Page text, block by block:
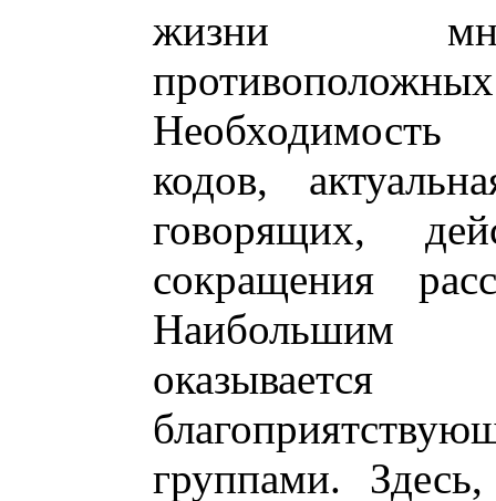
жизни
Необходимость
кодов,
говорящих,
сокращения
Наибольшим
группами.